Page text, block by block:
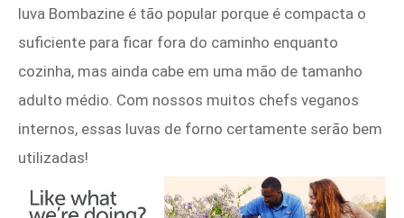
luva Bombazine é tão popular porque é compacta o
suficiente para ficar fora do caminho enquanto
cozinha, mas ainda cabe em uma mão de tamanho
adulto médio. Com nossos muitos chefs veganos
internos, essas luvas de forno certamente serão bem
utilizadas!